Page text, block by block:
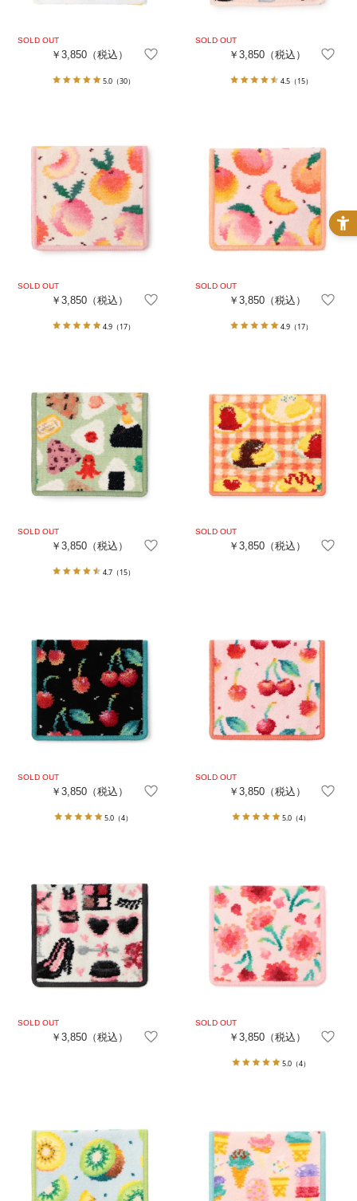
￥3,850 （税込）
5.0（30）
￥3,850（税込）
4.5（15）
￥3,850 （税込）
4.9（17）
￥3,850（税込）
4.9（17）
￥3,850 （税込）
4.7（15）
￥3,850（税込）
￥3,850 （税込）
5.0 （4）
￥3,850（税込）
5.0（4）
￥3,850 （税込） ￥3,850（税込）
5.0（4）